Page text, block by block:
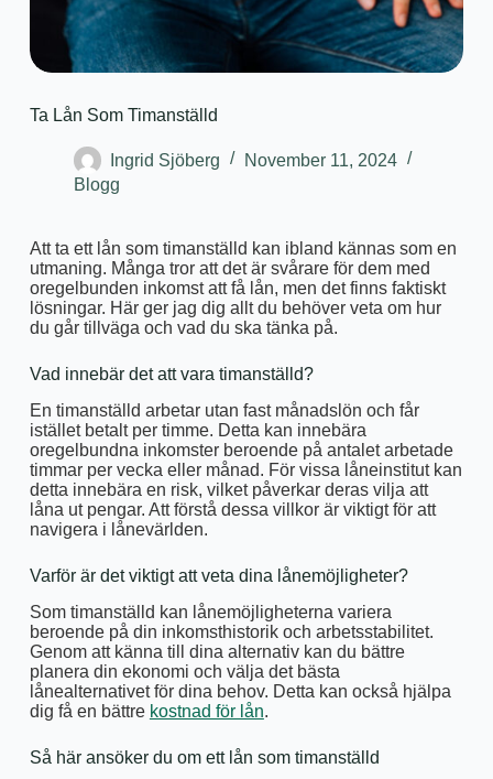
Ta Lån Som Timanställd
Ingrid Sjöberg
November 11, 2024
Blogg
Att ta ett lån som timanställd kan ibland kännas som en
utmaning. Många tror att det är svårare för dem med
oregelbunden inkomst att få lån, men det finns faktiskt
lösningar. Här ger jag dig allt du behöver veta om hur
du går tillväga och vad du ska tänka på.
Vad innebär det att vara timanställd?
En timanställd arbetar utan fast månadslön och får
istället betalt per timme. Detta kan innebära
oregelbundna inkomster beroende på antalet arbetade
timmar per vecka eller månad. För vissa låneinstitut kan
detta innebära en risk, vilket påverkar deras vilja att
låna ut pengar. Att förstå dessa villkor är viktigt för att
navigera i lånevärlden.
Varför är det viktigt att veta dina lånemöjligheter?
Som timanställd kan lånemöjligheterna variera
beroende på din inkomsthistorik och arbetsstabilitet.
Genom att känna till dina alternativ kan du bättre
planera din ekonomi och välja det bästa
lånealternativet för dina behov. Detta kan också hjälpa
dig få en bättre kostnad för lån.
Så här ansöker du om ett lån som timanställd